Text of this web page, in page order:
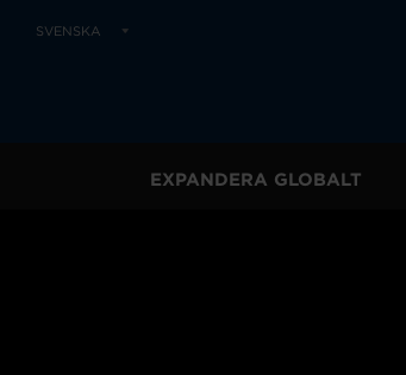
SVENSKA
EXPANDERA GLOBALT